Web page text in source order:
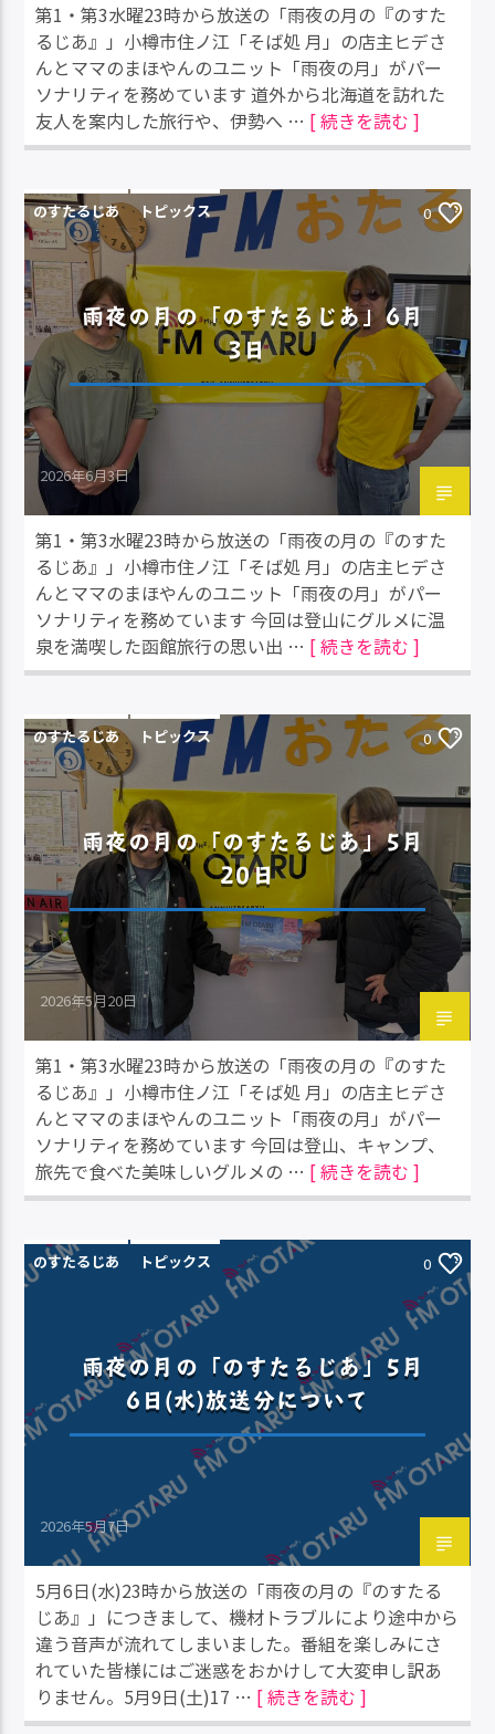
第1・第3水曜23時から放送の「雨夜の月の『のすた
るじあ』」小樽市住ノ江「そば処 月」の店主ヒデさ
んとママのまほやんのユニット「雨夜の月」がパー
ソナリティを務めています 道外から北海道を訪れた
友人を案内した旅行や、伊勢へ … [ 続きを読む ]
のすたるじあ トピックス 0
雨夜の月の「のすたるじあ」6月
3日
2026年6月3日
第1・第3水曜23時から放送の「雨夜の月の『のすた
るじあ』」小樽市住ノ江「そば処 月」の店主ヒデさ
んとママのまほやんのユニット「雨夜の月」がパー
ソナリティを務めています 今回は登山にグルメに温
泉を満喫した函館旅行の思い出 … [ 続きを読む ]
のすたるじあ トピックス 0
雨夜の月の「のすたるじあ」5月
20日
2026年5月20日
第1・第3水曜23時から放送の「雨夜の月の『のすた
るじあ』」小樽市住ノ江「そば処 月」の店主ヒデさ
んとママのまほやんのユニット「雨夜の月」がパー
ソナリティを務めています 今回は登山、キャンプ、
旅先で食べた美味しいグルメの … [ 続きを読む ]
のすたるじあ トピックス 0
雨夜の月の「のすたるじあ」5月
6日(水)放送分について
2026年5月7日
5月6日(水)23時から放送の「雨夜の月の『のすたる
じあ』」につきまして、機材トラブルにより途中から
違う音声が流れてしまいました。番組を楽しみにさ
れていた皆様にはご迷惑をおかけして大変申し訳あ
りません。5月9日(土)17 … [ 続きを読む ]